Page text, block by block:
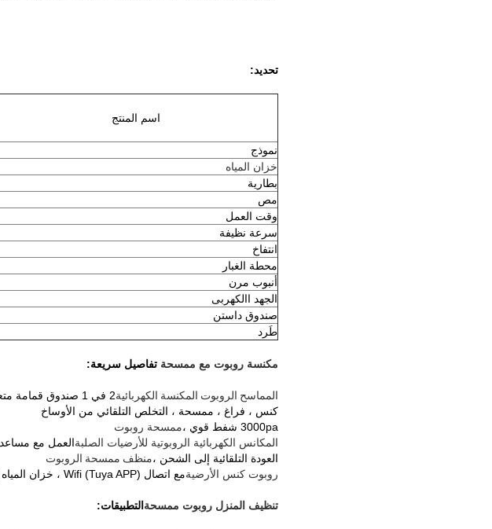
تحديد:
اسم المنتج
نموذج
خزان المياه
بطارية
مص
وقت العمل
سرعة نظيفة
انتفاخ
محطة الغبار
أنبوب مرن
الجهد االكهربى
صندوق داستن
طَرد
مكنسة روبوت مع ممسحة تفاصيل سريعة:
المماسح الروبوت المكنسة الكهربائية2 في 1 صندوق قمامة متعدد (سلة مهملات 300 مل + خزان ماء سعة 250 مل)
كنس ، فراغ ، ممسحة ، التخلص التلقائي من الأوساخ
3000pa شفط قوي ،
ممسحة روبوت
المكانس الكهربائية الروبوتية للأرضيات الصلبةالعمل مع مساعد Tuya و Alexa و Google ، يسهل التحكم فيه
العودة التلقائية إلى الشحن ،منظف ​​ممسحة الروبوت
روبوت كنس الأرضيةمع اتصال Wifi (Tuya APP) ، خزان المياه (المسح)
تنظيف المنزل روبوت ممسحة التطبيقات: